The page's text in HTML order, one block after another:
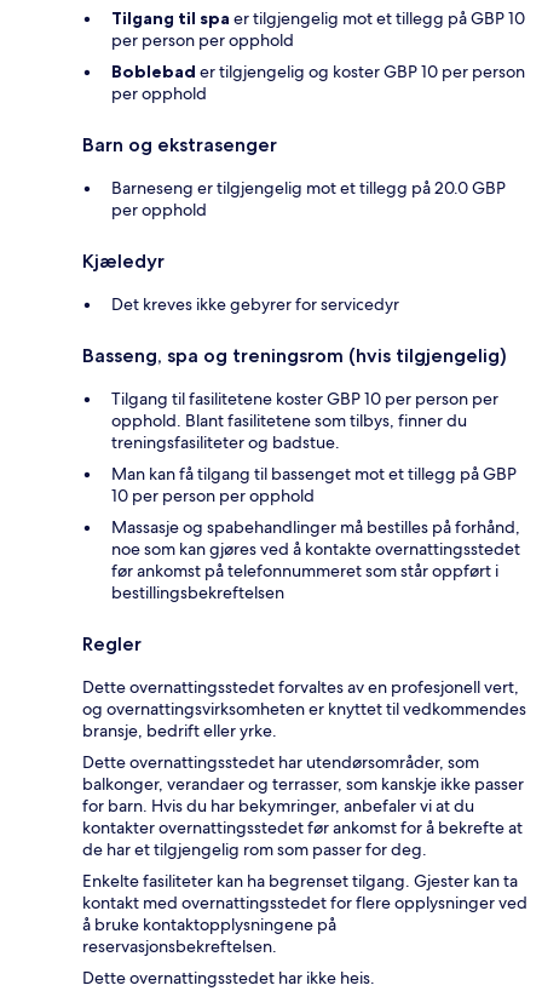
Tilgang til spa er tilgjengelig mot et tillegg på GBP 10
per person per opphold
Boblebad er tilgjengelig og koster GBP 10 per person
per opphold
Barn og ekstrasenger
Barneseng er tilgjengelig mot et tillegg på 20.0 GBP
per opphold
Kjæledyr
Det kreves ikke gebyrer for servicedyr
Basseng, spa og treningsrom (hvis tilgjengelig)
Tilgang til fasilitetene koster GBP 10 per person per
opphold. Blant fasilitetene som tilbys, finner du
treningsfasiliteter og badstue.
Man kan få tilgang til bassenget mot et tillegg på GBP
10 per person per opphold
Massasje og spabehandlinger må bestilles på forhånd,
noe som kan gjøres ved å kontakte overnattingsstedet
før ankomst på telefonnummeret som står oppført i
bestillingsbekreftelsen
Regler
Dette overnattingsstedet forvaltes av en profesjonell vert,
og overnattingsvirksomheten er knyttet til vedkommendes
bransje, bedrift eller yrke.
Dette overnattingsstedet har utendørsområder, som
balkonger, verandaer og terrasser, som kanskje ikke passer
for barn. Hvis du har bekymringer, anbefaler vi at du
kontakter overnattingsstedet før ankomst for å bekrefte at
de har et tilgjengelig rom som passer for deg.
Enkelte fasiliteter kan ha begrenset tilgang. Gjester kan ta
kontakt med overnattingsstedet for flere opplysninger ved
å bruke kontaktopplysningene på
reservasjonsbekreftelsen.
Dette overnattingsstedet har ikke heis.